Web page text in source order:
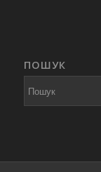
ПОШУК